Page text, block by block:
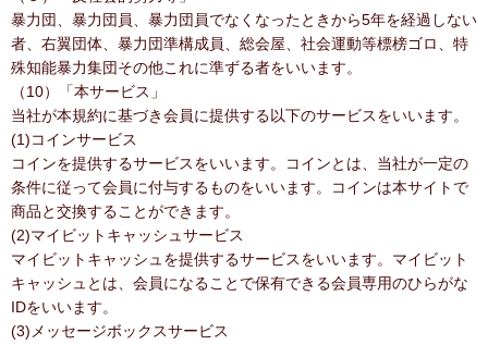
暴力団、暴力団員、暴力団員でなくなったときから5年を経過しない
者、右翼団体、暴力団準構成員、総会屋、社会運動等標榜ゴロ、特
殊知能暴力集団その他これに準ずる者をいいます。
（10）「本サービス」
当社が本規約に基づき会員に提供する以下のサービスをいいます。
(1)コインサービス
コインを提供するサービスをいいます。コインとは、当社が一定の
条件に従って会員に付与するものをいいます。コインは本サイトで
商品と交換することができます。
(2)マイビットキャッシュサービス
マイビットキャッシュを提供するサービスをいいます。マイビット
キャッシュとは、会員になることで保有できる会員専用のひらがな
IDをいいます。
(3)メッセージボックスサービス